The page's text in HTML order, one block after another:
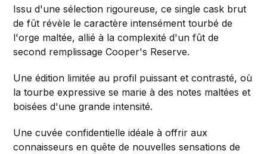
Issu d'une sélection rigoureuse, ce single cask brut
de fût révèle le caractère intensément tourbé de
l'orge maltée, allié à la complexité d'un fût de
second remplissage Cooper's Reserve.
Une édition limitée au profil puissant et contrasté, où
la tourbe expressive se marie à des notes maltées et
boisées d'une grande intensité.
Une cuvée confidentielle idéale à offrir aux
connaisseurs en quête de nouvelles sensations de